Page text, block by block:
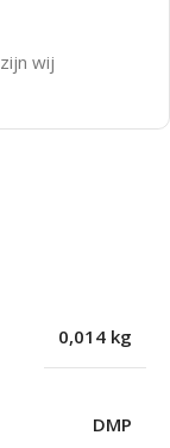
wij
0,014 kg
DMP